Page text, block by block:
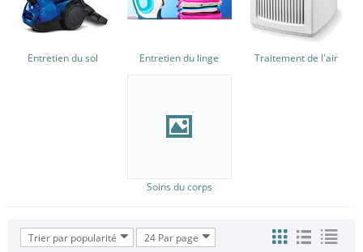
Entretien du sol Entretien du linge Traitement de l'air
Soins du corps
Trier par popularité 24 Par page